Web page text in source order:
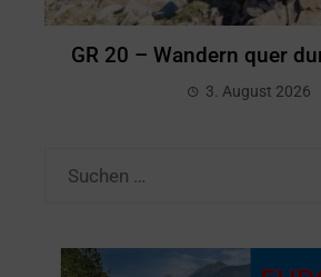
GR 20 – Wandern quer
3. August 2026